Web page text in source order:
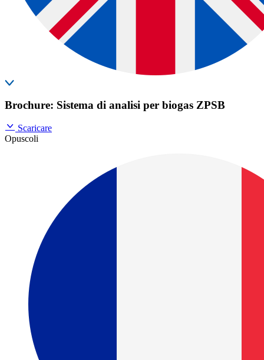
Brochure: Sistema di analisi per biogas ZPSB
Scaricare
Opuscoli